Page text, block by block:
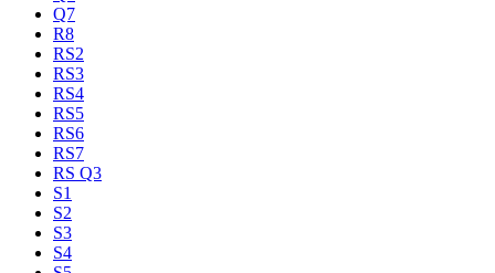
Q7
R8
RS2
RS3
RS4
RS5
RS6
RS7
RS Q3
S1
S2
S3
S4